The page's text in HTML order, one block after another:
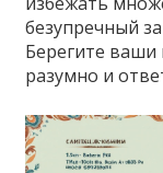
безупречный
Берегите ваши
разумно и